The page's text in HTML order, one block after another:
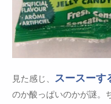
見た感じ、 スースーす
のか酸っぱいのかが謎。